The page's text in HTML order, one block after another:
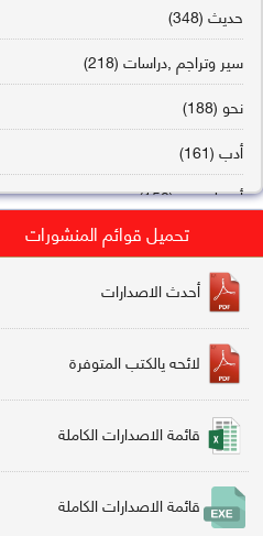
حديث (348)
سير وتراجم ,دراسات (218)
نحو (188)
أدب (161)
أصول فقه (158)
تاريخ (138)
فقه شافعي (132)
فقه حنفي (113)
فقه مالكي (112)
تفسير قرآن (106)
علم كلام (96)
تحميل قوائم المنشورات
أحدث الاصدارات
لائحه يالكتب المتوفرة
قائمة الاصدارات الكاملة
قائمة الاصدارات الكاملة